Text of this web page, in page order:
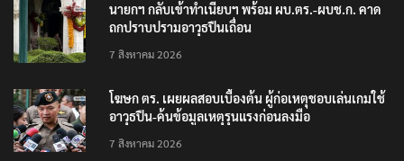
นายกฯ กลับเข้าทำเนียบฯ พร้อม ผบ.ตร.-ผบช.ก. คาด
ถกปราบปรามอาวุธปืนเถื่อน
7 สิงหาคม 2026
โฆษก ตร. เผยผลสอบเบื้องต้น ผู้ก่อเหตุชอบเล่นเกมใช้
อาวุธปืน-ค้นข้อมูลเหตุรุนแรงก่อนลงมือ
7 สิงหาคม 2026